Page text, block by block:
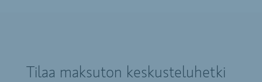
Tilaa maksuton keskusteluhetki